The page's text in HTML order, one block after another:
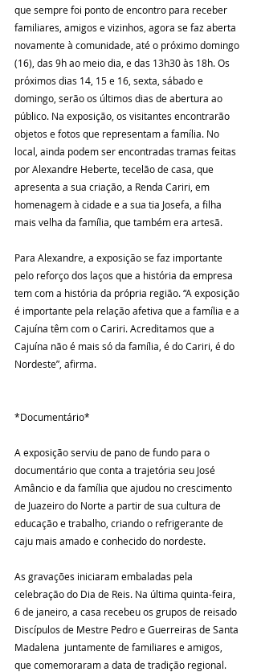
que sempre foi ponto de encontro para receber
familiares, amigos e vizinhos, agora se faz aberta
novamente à comunidade, até o próximo domingo
(16), das 9h ao meio dia, e das 13h30 às 18h. Os
próximos dias 14, 15 e 16, sexta, sábado e
domingo, serão os últimos dias de abertura ao
público. Na exposição, os visitantes encontrarão
objetos e fotos que representam a família. No
local, ainda podem ser encontradas tramas feitas
por Alexandre Heberte, tecelão de casa, que
apresenta a sua criação, a Renda Cariri, em
homenagem à cidade e a sua tia Josefa, a filha
mais velha da família, que também era artesã.
Para Alexandre, a exposição se faz importante
pelo reforço dos laços que a história da empresa
tem com a história da própria região. “A exposição
é importante pela relação afetiva que a família e a
Cajuína têm com o Cariri. Acreditamos que a
Cajuína não é mais só da família, é do Cariri, é do
Nordeste”, afirma.
*Documentário*
A exposição serviu de pano de fundo para o
documentário que conta a trajetória seu José
Amâncio e da família que ajudou no crescimento
de Juazeiro do Norte a partir de sua cultura de
educação e trabalho, criando o refrigerante de
caju mais amado e conhecido do nordeste.
As gravações iniciaram embaladas pela
celebração do Dia de Reis. Na última quinta-feira,
6 de janeiro, a casa recebeu os grupos de reisado
Discípulos de Mestre Pedro e Guerreiras de Santa
Madalena  juntamente de familiares e amigos,
que comemoraram a data de tradição regional.